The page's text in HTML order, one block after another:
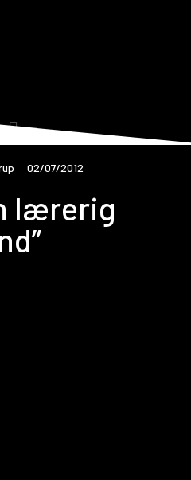
02/07/2012
lærerig